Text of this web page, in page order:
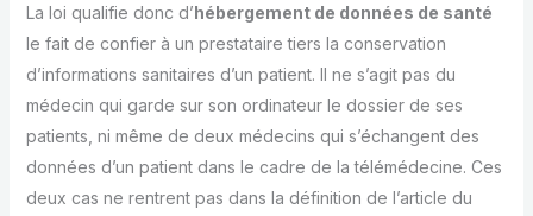
La loi qualifie donc d’hébergement de données de santé
le fait de confier à un prestataire tiers la conservation
d’informations sanitaires d’un patient. Il ne s’agit pas du
médecin qui garde sur son ordinateur le dossier de ses
patients, ni même de deux médecins qui s’échangent des
données d’un patient dans le cadre de la télémédecine. Ces
deux cas ne rentrent pas dans la définition de l’article du